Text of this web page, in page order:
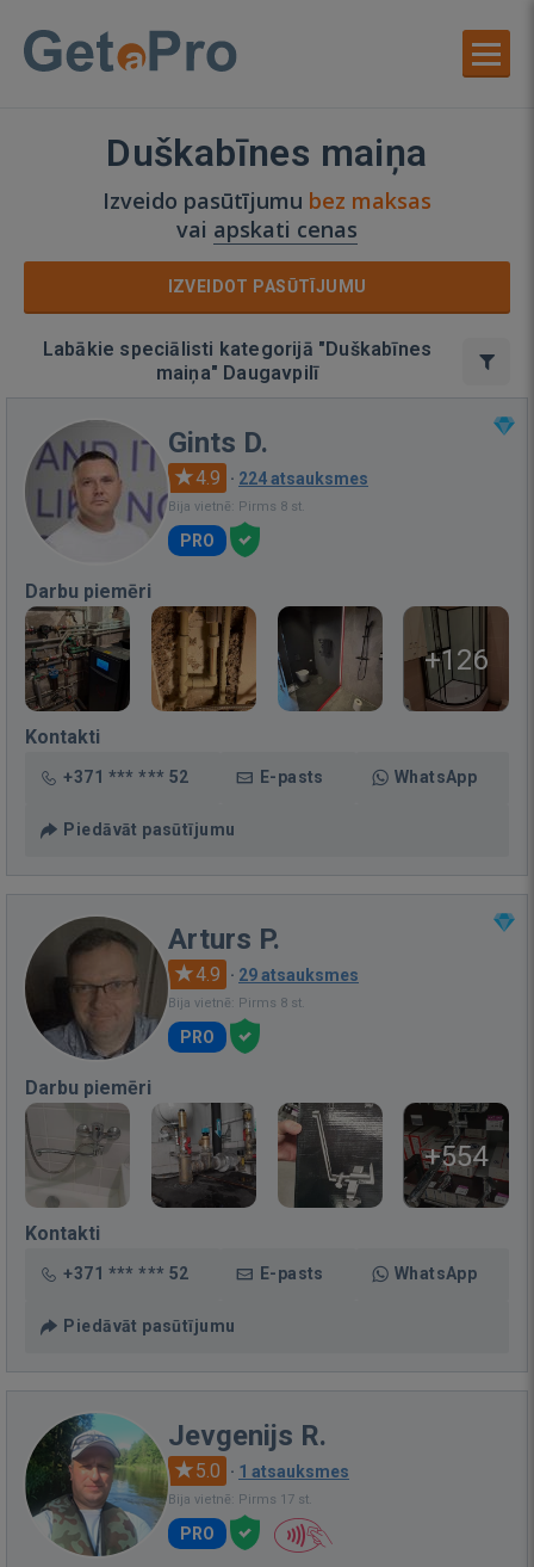
Duškabīnes maiņa
Izveido pasūtījumu bez maksas
vai apskati cenas
IZVEIDOT PASŪTĪJUMU
Labākie speciālisti kategorijā "Duškabīnes
maiņa" Daugavpilī
Gints D.
4.9 · 224 atsauksmes
Bija vietnē: Pirms 8 st.
PRO
Darbu piemēri
+126
Kontakti
+371 *** *** 52 E-pasts WhatsApp
Piedāvāt pasūtījumu
Arturs P.
4.9 · 29 atsauksmes
Bija vietnē: Pirms 8 st.
PRO
Darbu piemēri
+554
Kontakti
+371 *** *** 52 E-pasts WhatsApp
Piedāvāt pasūtījumu
Jevgenijs R.
5.0 · 1 atsauksmes
Bija vietnē: Pirms 17 st.
PRO